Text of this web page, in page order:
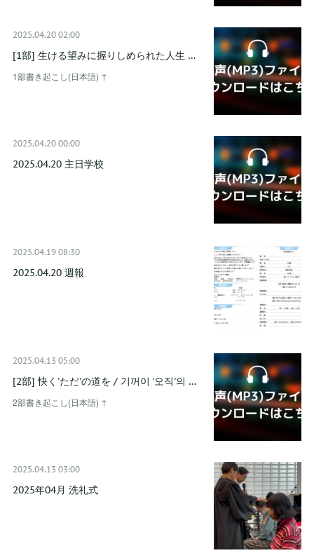
2025.04.20 02:00
[1部] 生ける望みに握りしめられた人生 …
1部書き起こし(日本語) ↑
2025.04.20 00:00
2025.04.20 主日学校
2025.04.19 08:30
2025.04.20 週報
2025.04.13 05:00
[2部] 快く'ただ'の道を / 기꺼이 '오직'의 …
2部書き起こし(日本語) ↑
2025.04.13 03:00
2025年04月 洗礼式